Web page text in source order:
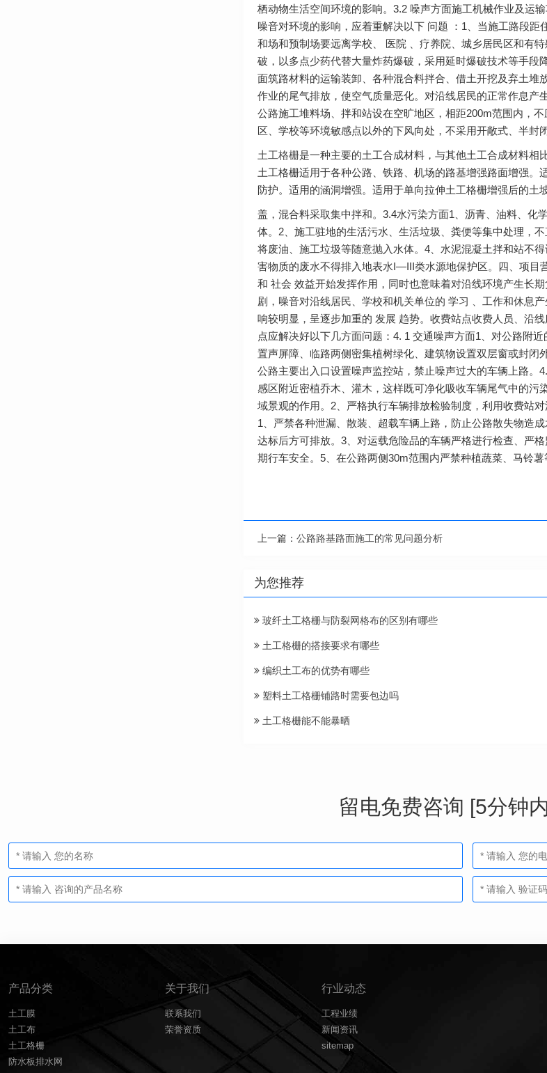
栖动物生活空间环境的影响。3.2 噪声方面施工机械作业及运
噪音对环境的影响，应着重解决以下 问题 ：1、当施工路段
和场和预制场要远离学校、 医院 、疗养院、城乡居民区和有
破，以多点少药代替大量炸药爆破，采用延时爆破技术等手
面筑路材料的运输装卸、各种混合料拌合、借土开挖及弃土
作业的尾气排放，使空气质量恶化。对沿线居民的正常作息产
公路施工堆料场、拌和站设在空旷地区，相距200m范围内，
区、学校等环境敏感点以外的下风向处，不采用开敞式、半
土工格栅是一种主要的土工合成材料，与其他土工合成材料相
土工格栅适用于各种公路、铁路、机场的路基增强路面增强
防护。适用的涵洞增强。适用于单向拉伸土工格栅增强后的土
盖，混合料采取集中拌和。3.4水污染方面1、沥青、油料、化
体。2、施工驻地的生活污水、生活垃圾、粪便等集中处理，
将废油、施工垃圾等随意抛入水体。4、水泥混凝土拌和站不
害物质的废水不得排入地表水I—III类水源地保护区。四、项目
和 社会 效益开始发挥作用，同时也意味着对沿线环境产生长
剧，噪音对沿线居民、学校和机关单位的 学习 、工作和休息
响较明显，呈逐步加重的 发展 趋势。收费站点收费人员、沿
点应解决好以下几方面问题：4. 1 交通噪声方面1、对公路附
置声屏障、临路两侧密集植树绿化、建筑物设置双层窗或封
公路主要出入口设置噪声监控站，禁止噪声过大的车辆上路
感区附近密植乔木、灌木，这样既可净化吸收车辆尾气中的
域景观的作用。2、严格执行车辆排放检验制度，利用收费站
1、严禁各种泄漏、散装、超载车辆上路，防止公路散失物造
达标后方可排放。3、对运载危险品的车辆严格进行检查、严
期行车安全。5、在公路两侧30m范围内严禁种植蔬菜、马铃薯
上一篇： 公路路基路面施工的常见问题分析
为您推荐
玻纤土工格栅与防裂网格布的区别有哪些
土工格栅的搭接要求有哪些
编织土工布的优势有哪些
塑料土工格栅铺路时需要包边吗
土工格栅能不能暴晒
留电免费咨询 [5分钟
产品分类
土工膜
土工布
土工格栅
防水板排水网
关于我们
联系我们
荣誉资质
行业动态
工程业绩
新闻资讯
sitemap